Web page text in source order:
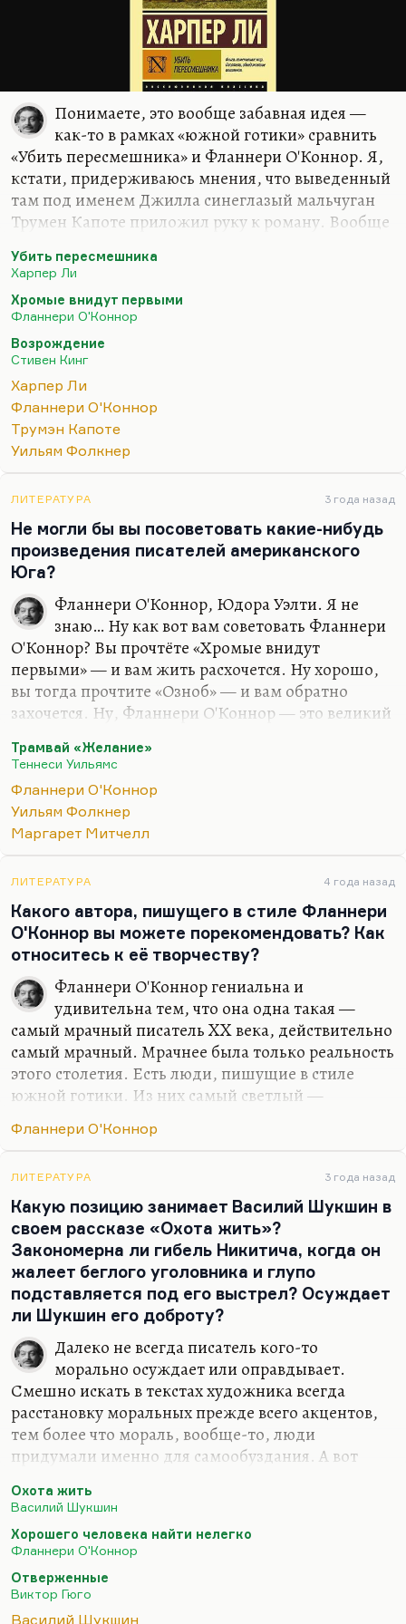
Понимаете, это вообще забавная идея —
как-то в рамках «южной готики» сравнить
«Убить пересмешника» и Фланнери О'Коннор. Я,
кстати, придерживаюсь мнения, что выведенный
там под именем Джилла синеглазый мальчуган
Трумен Капоте приложил руку к роману. Вообще
время работы над «In Cold Blood». Она
опрашивала людей, ездила с ним по южным
штатам, отслеживала путь беглецов. В общем,
фактуру они собирали вместе. Естественно, что в
порядке дружеской помощи ей он вполне мог
его в шедевр. Сейчас его напечатали, этот как бы
пра-«пересмешник», но книга явно не
выдерживает никакой критики, хотя написана
она очень…
Убить пересмешника
Харпер Ли
Хромые внидут первыми
Фланнери О'Коннор
Возрождение
Стивен Кинг
Харпер Ли
Фланнери О'Коннор
Трумэн Капоте
Уильям Фолкнер
ЛИТЕРАТУРА 3 года назад
Не могли бы вы посоветовать какие-нибудь
произведения писателей американского
Юга?
Фланнери О'Коннор, Юдора Уэлти. Я не
знаю… Ну как вот вам советовать Фланнери
О'Коннор? Вы прочтёте «Хромые внидут
первыми» — и вам жить расхочется. Ну хорошо,
вы тогда прочтите «Озноб» — и вам обратно
захочется. Ну, Фланнери О'Коннор — это великий
Трумен Капоте, моя самая большая любовь. И
(«Луговая арфа»), можно в русском переводе
Суламифи Митиной, совершенно бессмертном.
«Убить пересмешника», Харпер Ли — тоже,
Вот Фолкнера — чёрт его знает, рекомендовать
или не рекомендовать… Фолкнер, конечно, очень
патологический случай, поэт патологии. Но я же
не рекомендую вам…
Трамвай «Желание»
Теннеси Уильямс
Фланнери О'Коннор
Уильям Фолкнер
Маргарет Митчелл
ЛИТЕРАТУРА 4 года назад
Какого автора, пишущего в стиле Фланнери
О'Коннор вы можете порекомендовать? Как
относитесь к её творчеству?
Фланнери О'Коннор гениальна и
удивительна тем, что она одна такая —
самый мрачный писатель XX века, действительно
самый мрачный. Мрачнее была только реальность
этого столетия. Есть люди, пишущие в стиле
южной готики. Из них самый светлый —
скажем, Карсон Маккалерс. Я могу вам
«Часы без стрелок», «Балладу о невесёлом
кабачке», почему-то очень в России знаменитую и
поставленную в «Современнике» в своё время. Да,
вот они ей близки.
Но дело в том, что ведь Фланнери О'Коннор
католичка. Сейчас вышла в Америке, я купил как
раз замечательную книгу её речей и статей. Для
неё характерна предельно серьёзная…
Фланнери О'Коннор
ЛИТЕРАТУРА 3 года назад
Какую позицию занимает Василий Шукшин в
своем рассказе «Охота жить»?
Закономерна ли гибель Никитича, когда он
жалеет беглого уголовника и глупо
подставляется под его выстрел? Осуждает
ли Шукшин его доброту?
Далеко не всегда писатель кого-то
морально осуждает или оправдывает.
Смешно искать в текстах художника всегда
расстановку моральных прежде всего акцентов,
тем более что мораль, вообще-то, люди
придумали именно для самообуздания. А вот
моралью — это довольно трудно.
Это рассказ… Вот это важно, что вы об этом
спросили, потому что этот рассказ вызывает
примерно такое же количество вопросов и
разнообразных толкований, как «Хорошего
человека найти нелегко» Фланнери О'Коннор.
Охота жить
Василий Шукшин
Хорошего человека найти нелегко
Фланнери О'Коннор
Отверженные
Виктор Гюго
Василий Шукшин